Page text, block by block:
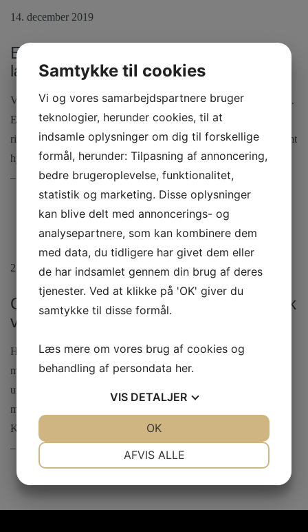
14. december 2019
En rigtig god og positiv oplevelse med
lækker afrikansk mad
Var inde at spise med en ven en ganske almindelig hverdagsaften.
En rigtig god og positiv oplevelse med lækker afrikansk mad,
rigtig god betjening og en meget opmærksom og positiv vært samt
hyggelige omgivelser.
– Peter Sørensen
25. november. 2019
Overnatning med afrikansk mad, fransk
vin og helt unik stemning
Har netop overnattet på kroen fra søndag til mandag. Dejlig
mad og vin (og rigeligt af det;-)), men vigtigst af alt, en utrolig
unik, rar og speciel stemning. Har sjældent grint så meget på
meget en aften, og smilet var der stadig, da vi kørte fra stedet.
Kroen skal opleves, hvis du vil prøve noget, ingen andre har :-)
– Allan
Samtykke til cookies
Vi og vores samarbejdspartnere bruger
teknologier, herunder cookies, til at
indsamle oplysninger om dig til forskellige
formål, herunder: Tilpasning af annoncering,
bedre brugeroplevelse, funktionalitet,
statistik og marketing. Disse oplysninger
kan blive delt med annoncerings- og
analysepartnere, som kan kombinere dem
med data, du tidligere har givet dem eller
de har indsamlet gennem din brug af deres
tjenester. Ved at klikke på 'OK' giver du
samtykke til disse formål.
Læs mere om vores brug af cookies og
behandling af persondata her.
VIS DETALJER
AFVIS ALLE
OK